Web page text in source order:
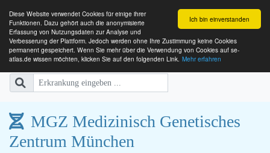
Ich bin einverstanden
Diese Website verwendet Cookies für einige ihrer
Funktionen. Dazu gehört auch die anonymisierte
Erfassung von Nutzungsdaten zur Analyse und
Verbesserung der Plattform. Jedoch werden ohne Ihre Zustimmung keine Cookies
permanent gespeichert. Wenn Sie mehr über die Verwendung von Cookies auf se-
atlas.de wissen möchten, klicken Sie auf den folgenden Link. Mehr erfahren
SE-ATLAS
Versorgungsatlas für Menschen
MGZ Medizinisch Genetisches
Zentrum München